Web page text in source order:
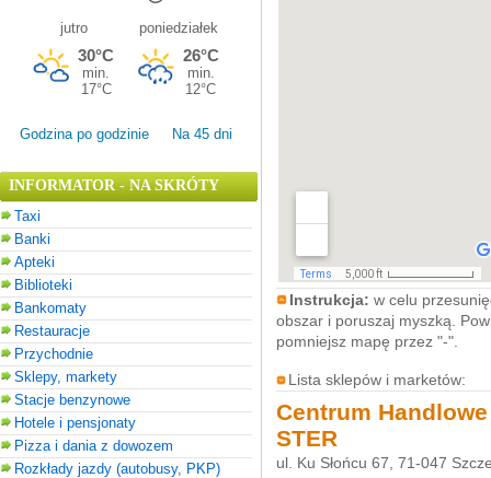
Godzina po godzinie Na 45 dni
INFORMATOR - NA SKRÓTY
Taxi
Banki
Apteki
Biblioteki
Bankomaty
Restauracje
Przychodnie
Sklepy, markety
Stacje benzynowe
Hotele i pensjonaty
Pizza i dania z dowozem
Rozkłady jazdy (autobusy, PKP)
Instrukcja: w celu
obszar i poruszaj myszką.
pomniejsz mapę przez "-".
Lista sklepów i marketów:
Centrum Handlowe
STER
ul. Ku Słońcu 67, 71-047